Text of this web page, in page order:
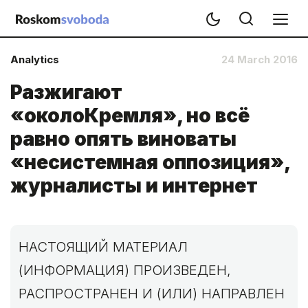
Analytics 24 March 2016
Разжигают
«околоКремля», но всё
равно опять виноваты
«несистемная оппозиция»,
журналисты и интернет
НАСТОЯЩИЙ МАТЕРИАЛ
(ИНФОРМАЦИЯ) ПРОИЗВЕДЕН,
РАСПРОСТРАНЕН И (ИЛИ) НАПРАВЛЕН